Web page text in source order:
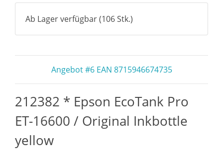
Ab Lager verfügbar (106 Stk.)
Angebot #6 EAN 8715946674735
212382 * Epson EcoTank Pro
ET-16600 / Original Inkbottle
yellow